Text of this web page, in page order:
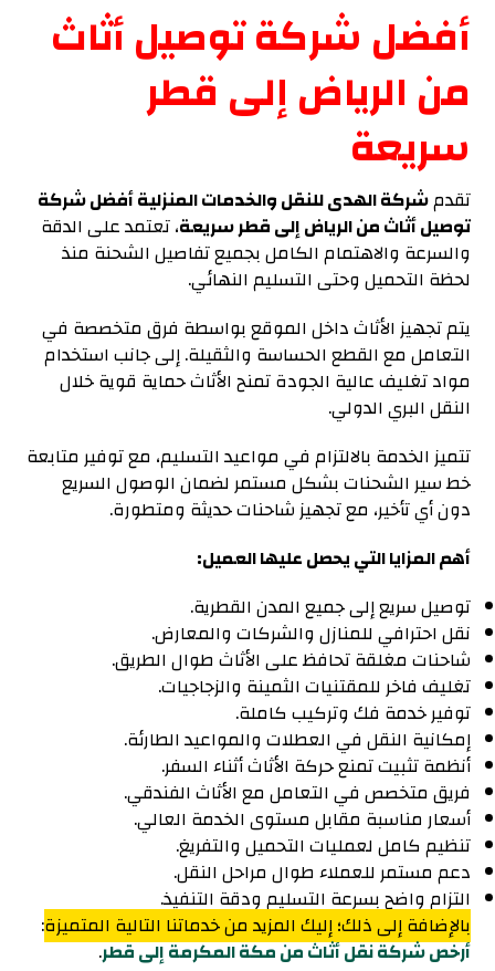
أفضل شركة توصيل أثاث
من الرياض إلى قطر
سريعة
تقدمشركة الهدى للنقل والخدمات المنزلية أفضل شركة
توصيل أثاث من الرياض إلى قطر سريعة، تعتمد على الدقة
والسرعة والاهتمام الكامل بجميع تفاصيل الشحنة منذ
لحظة التحميل وحتى التسليم النهائي.
يتم تجهيز الأثاث داخل الموقع بواسطة فرق متخصصة في
التعامل مع القطع الحساسة والثقيلة. إلى جانب استخدام
مواد تغليف عالية الجودة تمنح الأثاث حماية قوية خلال
النقل البري الدولي.
تتميز الخدمة بالالتزام في مواعيد التسليم، مع توفير متابعة
خط سير الشحنات بشكل مستمر لضمان الوصول السريع
دون أي تأخير، مع تجهيز شاحنات حديثة ومتطورة.
أهم المزايا التي يحصل عليها العميل:
توصيل سريع إلى جميع المدن القطرية.
نقل احترافي للمنازل والشركات والمعارض.
شاحنات مغلقة تحافظ على الأثاث طوال الطريق.
تغليف فاخر للمقتنيات الثمينة والزجاجيات.
توفير خدمة فك وتركيب كاملة.
إمكانية النقل في العطلات والمواعيد الطارئة.
أنظمة تثبيت تمنع حركة الأثاث أثناء السفر.
فريق متخصص في التعامل مع الأثاث الفندقي.
أسعار مناسبة مقابل مستوى الخدمة العالي.
تنظيم كامل لعمليات التحميل والتفريغ.
دعم مستمر للعملاء طوال مراحل النقل.
التزام واضح بسرعة التسليم ودقة التنفيذ.
بالإضافة إلى ذلك؛ إليك المزيد من خدماتنا التالية المتميزة:
أرخص شركة نقل أثاث من مكة المكرمة إلى قطر.